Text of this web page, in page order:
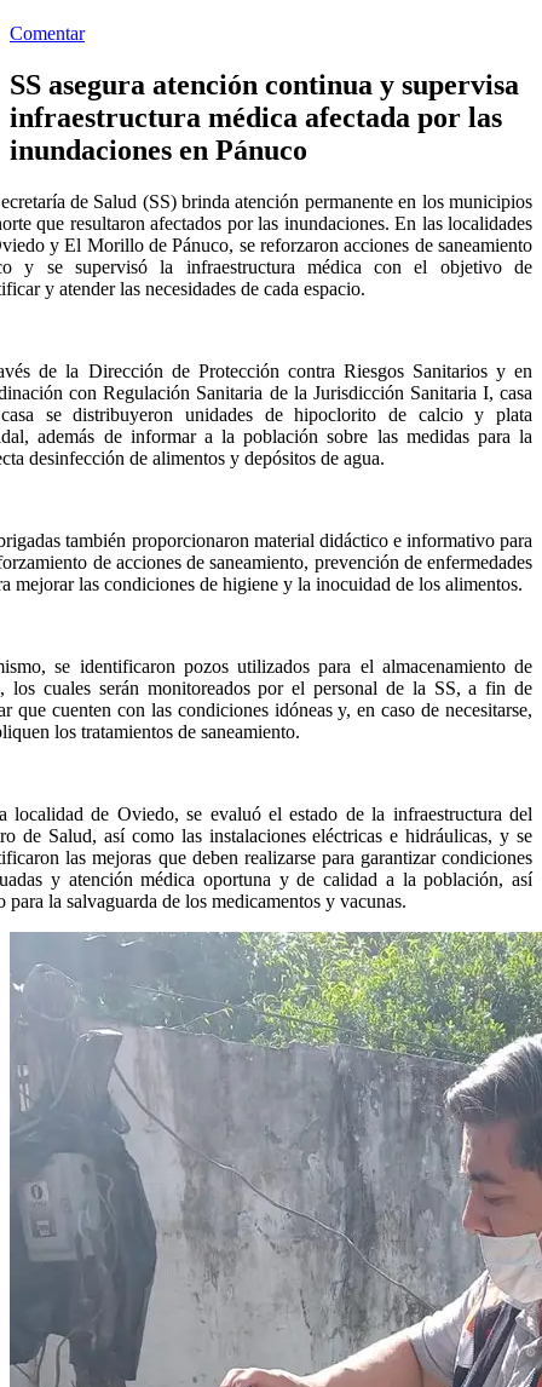
Comentar
SS asegura atención continua y supervisa
infraestructura médica afectada por las
inundaciones en Pánuco
de Salud (SS) brinda atención permanente en los municipios
que resultaron afectados por las inundaciones. En las localidades
y El Morillo de Pánuco, se reforzaron acciones de saneamiento
y se supervisó la infraestructura médica con el objetivo de
y atender las necesidades de cada espacio.
de la Dirección de Protección contra Riesgos Sanitarios y en
con Regulación Sanitaria de la Jurisdicción Sanitaria I, casa
se distribuyeron unidades de hipoclorito de calcio y plata
además de informar a la población sobre las medidas para la
desinfección de alimentos y depósitos de agua.
también proporcionaron material didáctico e informativo para
de acciones de saneamiento, prevención de enfermedades
mejorar las condiciones de higiene y la inocuidad de los alimentos.
se identificaron pozos utilizados para el almacenamiento de
los cuales serán monitoreados por el personal de la SS, a fin de
que cuenten con las condiciones idóneas y, en caso de necesitarse,
los tratamientos de saneamiento.
localidad de Oviedo, se evaluó el estado de la infraestructura del
de Salud, así como las instalaciones eléctricas e hidráulicas, y se
las mejoras que deben realizarse para garantizar condiciones
y atención médica oportuna y de calidad a la población, así
para la salvaguarda de los medicamentos y vacunas.